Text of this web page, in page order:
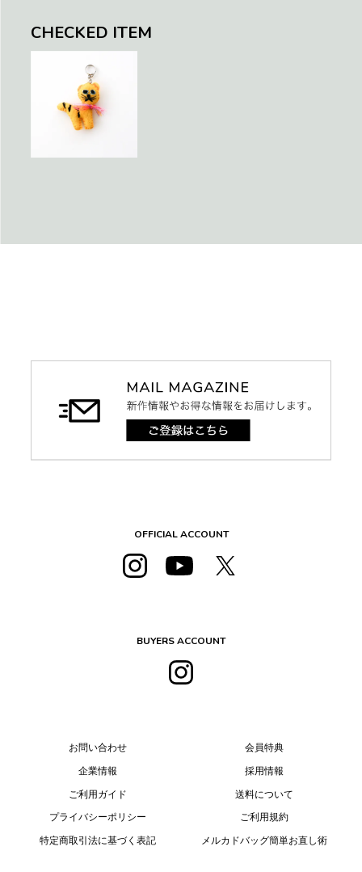
CHECKED ITEM
OFFICIAL ACCOUNT
BUYERS ACCOUNT
お問い合わせ
企業情報
ご利用ガイド
プライバシーポリシー
特定商取引法に基づく表記
会員特典
採用情報
送料について
ご利用規約
メルカドバッグ簡単お直し術